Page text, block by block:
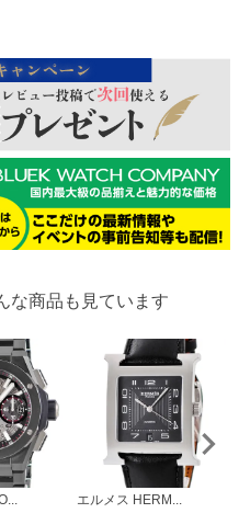
な商品も見ています
エルメス HERM...